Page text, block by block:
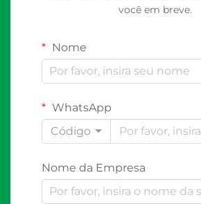
você em breve.
Nome
WhatsApp
Código
Nome da Empresa